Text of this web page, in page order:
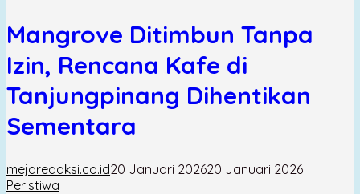
Mangrove Ditimbun Tanpa
Izin, Rencana Kafe di
Tanjungpinang Dihentikan
Sementara
mejaredaksi.co.id20 Januari 202620 Januari 2026
Peristiwa